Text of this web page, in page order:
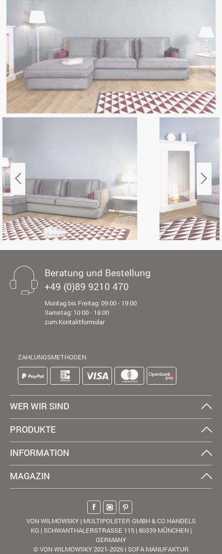
Beratung und Bestellung
+49 (0)89 9210 470
Montag bis Freitag: 09:00 - 19:00
Samstag: 10:00 - 18:00
zum Kontaktformular
ZAHLUNGSMETHODEN
WER WIR SIND
PRODUKTE
INFORMATION
MAGAZIN
VON WILMOWSKY | MULTIPOLSTER GMBH & CO HANDELS
KG | SCHWANTHALERSTRASSE 115 | 80339 MÜNCHEN |
GERMANY
© VON WILMOWSKY 2021-2026 | SOFA MANUFAKTUR